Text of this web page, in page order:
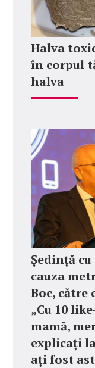
Halva
în corpul
halva
Ședință
cauza
Boc, către
„Cu 10
mamă,
explicați
ați fost